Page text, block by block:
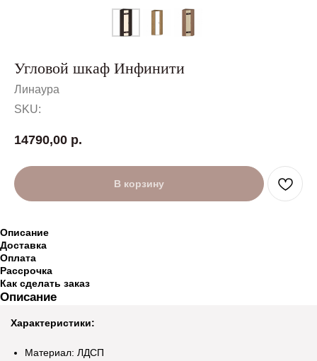
Угловой шкаф Инфинити
Линаура
SKU:
14790,00 р.
В корзину
Описание
Доставка
Оплата
Рассрочка
Как сделать заказ
Описание
Характеристики:
Материал: ЛДСП